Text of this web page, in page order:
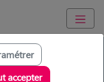
chien et chat en
promenades
accepter